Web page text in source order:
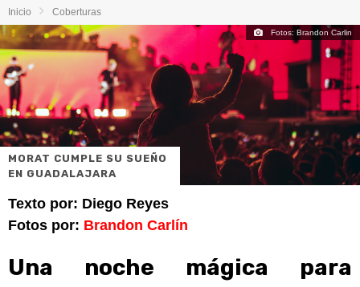
Inicio Coberturas
Fotos: Brandon Carlin
MORAT CUMPLE SU SUEÑO
EN GUADALAJARA
Texto por: Diego Reyes
Fotos por: Brandon Carlín
Una noche mágica para